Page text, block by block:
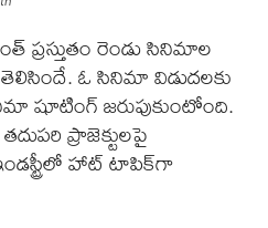
ప్రస్తుతం రెండు సినిమాల
ఓ సినిమా విడుదలకు
షూటింగ్ జరుపుకుంటోంది.
ప్రాజెక్టులపై
హాట్ టాపిక్‌గా